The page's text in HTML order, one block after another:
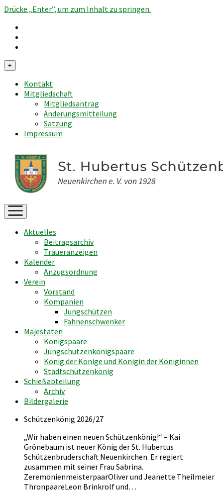
Drücke „Enter”, um zum Inhalt zu springen.
Menü
öffnen
+
Kontakt
Mitgliedschaft
Mitgliedsantrag
Änderungsmitteilung
Satzung
Impressum
Menü
öffnen
Aktuelles
Beitragsarchiv
Traueranzeigen
Kalender
Anzugsordnung
Verein
Vorstand
Kompanien
Jungschützen
Fahnenschwenker
Majestäten
Königspaare
Jungschützenkönigspaare
König der Könige und Königin der Königinnen
Stadtschützenkönig
Schießabteilung
Archiv
Bildergalerie
Schützenkönig 2026/27
„Wir haben einen neuen Schützenkönig!“ – Kai
Grönebaum ist neuer König der St. Hubertus
Schützenbruderschaft Neuenkirchen. Er regiert
zusammen mit seiner Frau Sabrina.
ZeremonienmeisterpaarOliver und Jeanette Theilmeier
ThronpaareLeon Brinkrolf und…